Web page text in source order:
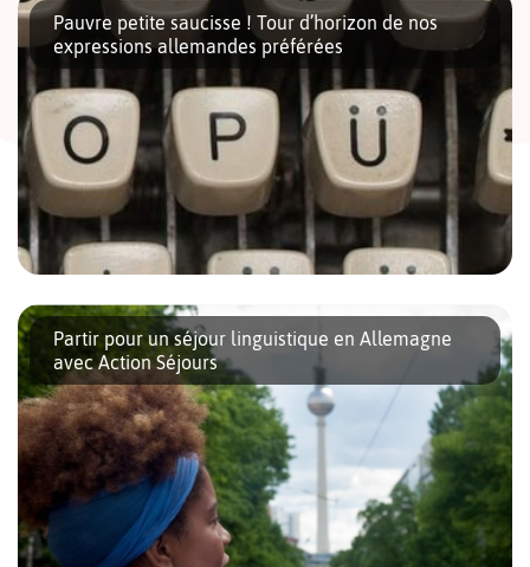
été recompensée 5 fois comme Star School Germany par le
magazine StudyTravel de Londres, pour la qualité de […]
Pauvre petite saucisse ! Tour d’horizon de nos
expressions allemandes préférées
Que vous viviez à Berlin depuis des années ou que vous veniez
d’y emménager, la langue de Goethe aura toujours de quoi vous
surprendre. Pour parfaire votre intégration dans la […]
Partir pour un séjour linguistique en Allemagne
avec Action Séjours